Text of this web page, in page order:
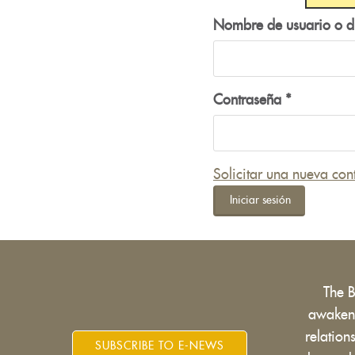
Nombre de usuario o
Contraseña *
Solicitar una nueva
Iniciar sesión
SUBSCRIBE TO E-NEWS
The